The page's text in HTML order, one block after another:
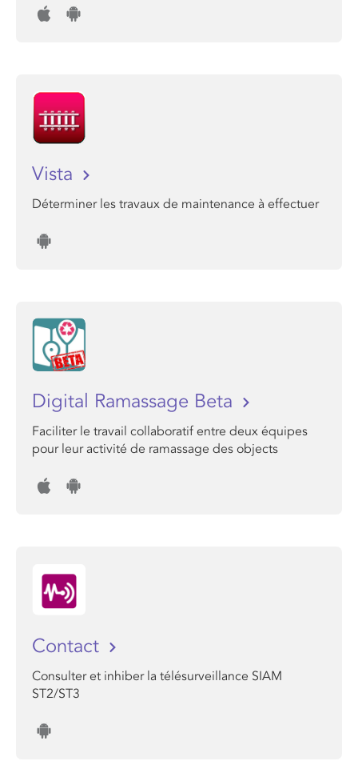
Vista
Déterminer les travaux de maintenance à effectuer
Digital Ramassage Beta
Faciliter le travail collaboratif entre deux équipes
pour leur activité de ramassage des objects
Contact
Consulter et inhiber la télésurveillance SIAM
ST2/ST3